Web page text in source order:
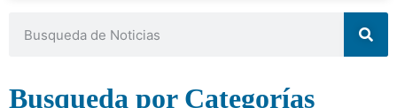
Busqueda por Categorías